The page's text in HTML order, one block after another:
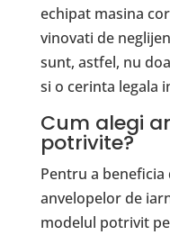
echipat masina
vinovati de
sunt, astfel, nu
si o cerinta legala
Cum alegi
potrivite?
Pentru a
anvelopelor de
modelul potrivit